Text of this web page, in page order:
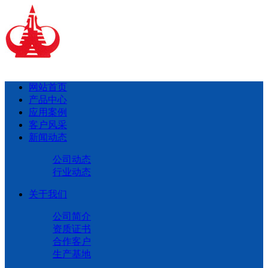
网站首页
产品中心
应用案例
客户风采
新闻动态
公司动态
行业动态
关于我们
公司简介
资质证书
合作客户
生产基地